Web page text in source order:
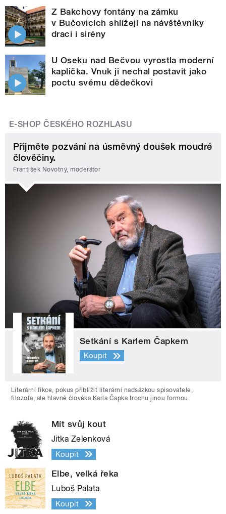
Z Bakchovy fontány na zámku
v Bučovicích shlížejí na návštěvníky
draci i sirény
U Oseku nad Bečvou vyrostla moderní
kaplička. Vnuk ji nechal postavit jako
poctu svému dědečkovi
E-SHOP ČESKÉHO ROZHLASU
Přijměte pozvání na úsměvný doušek moudré
člověčiny.
František Novotný, moderátor
Setkání s Karlem Čapkem
Koupit
Literární fikce, pokus přiblížit literární nadsázkou spisovatele,
filozofa, ale hlavně člověka Karla Čapka trochu jinou formou.
Mít svůj kout
Jitka Zelenková
Koupit
Elbe, velká řeka
Luboš Palata
Koupit